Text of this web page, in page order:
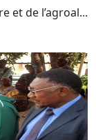
et de l’agroal...